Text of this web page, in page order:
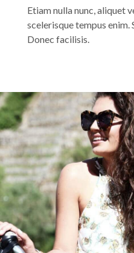
Etiam nulla nunc, aliquet
scelerisque tempus
Donec facilisis.